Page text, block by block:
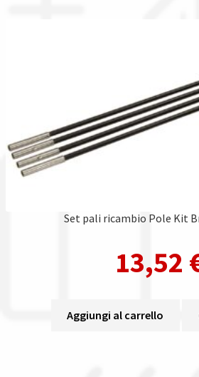
Set pali ricambio Pole Kit
13,52
Aggiungi al carrello